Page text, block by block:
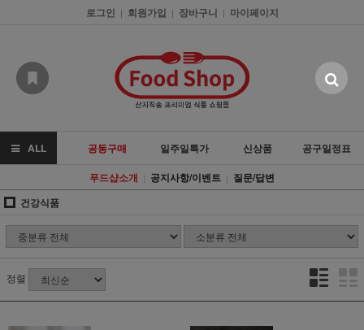
로그인 | 회원가입 | 장바구니 | 마이페이지
ALL 공동구매 일주일특가 신상품
공구일정표
푸드샵소개 | 공지사항/이벤트 | 질문/답변
건강식품
정렬